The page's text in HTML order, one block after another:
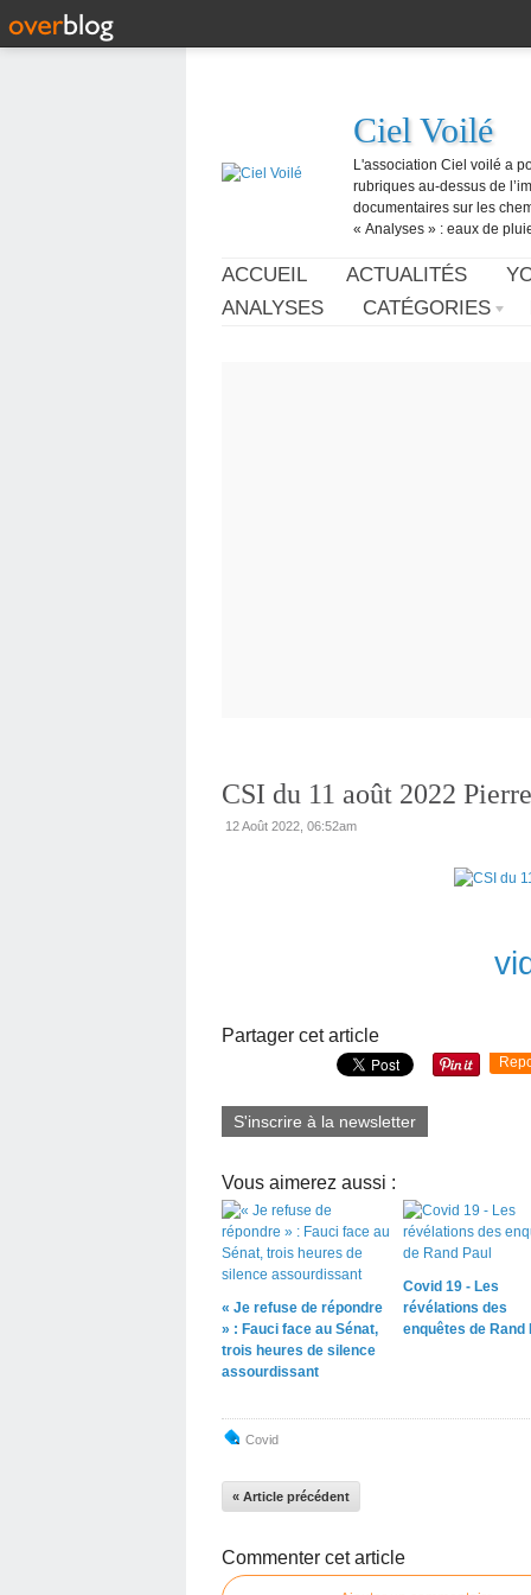
Ciel Voilé
L'association Ciel voilé a
rubriques au-dessus de
documentaires sur les
« Analyses » : eaux de
ACCUEIL ACTUALITÉS
ANALYSES
CATÉGORIES
CSI du 11 août 2022
12 Août 2022, 06:52am
Partager cet article
S'inscrire à la newsletter
Vous aimerez aussi :
« Je refuse de répondre
» : Fauci face au Sénat,
trois heures de silence
assourdissant
Covid 19 - Les
révélations des
enquêtes de Rand
Covid
« Article précédent
Commenter cet article